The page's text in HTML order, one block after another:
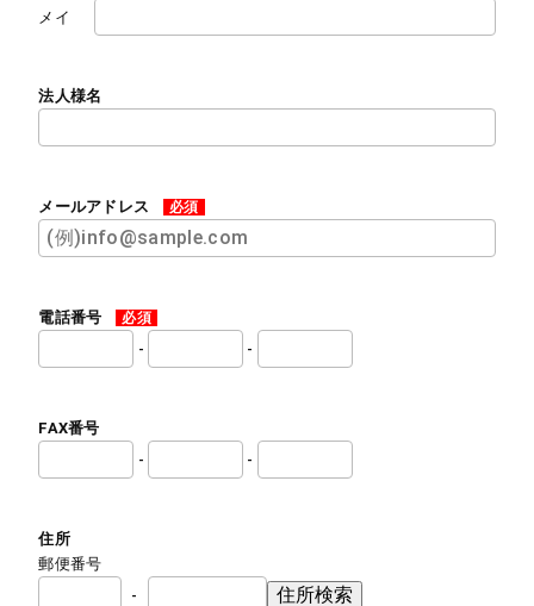
メイ
法人様名
メールアドレス 必須
電話番号 必須
- -
FAX番号
-
-
住所
郵便番号
-
住所検索